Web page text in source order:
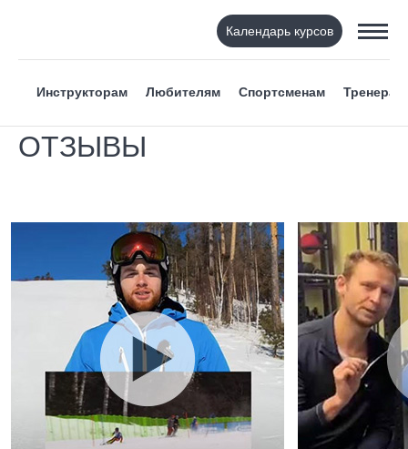
Календарь курсов
Инструкторам Любителям Спортсменам Тренерам
ОТЗЫВЫ